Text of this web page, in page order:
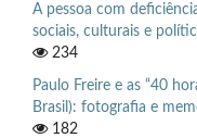
A pessoa com
sociais, culturais e
234
Paulo Freire e as “40
Brasil): fotografia e
182